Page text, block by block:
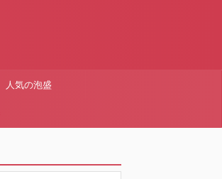
人気の泡盛